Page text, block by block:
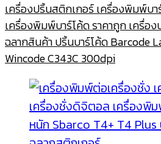
was:
8,500.00฿.
is:
เครื่องปริ้นสติกเกอร์ เครื่องพิมพ์บ
เครื่องพิมพ์บาร์โค้ด ราคาถูก เครื่อ
ฉลากสินค้า ปริ้นบาร์โค้ด Barcode
Wincode C343C 300dpi